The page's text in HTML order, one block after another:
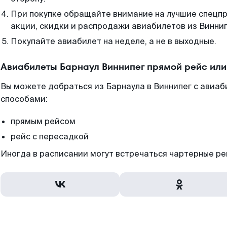
При покупке обращайте внимание на лучшие
акции, скидки и распродажи авиабилетов из
Покупайте авиабилет на неделе, а не в выходные.
Авиабилеты Барнаул Виннипег прямой рейс
Вы можете добраться из Барнаула в Виннипег с
способами:
прямым рейсом
рейс с пересадкой
Иногда в расписании могут встречаться чартерные